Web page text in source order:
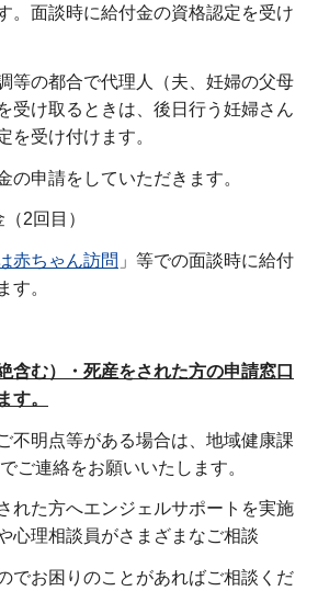
。面談時に給付金の資格認定を受け
等の都合で代理人（夫、妊婦の父母
受け取るときは、後日行う妊婦さん
を受け付けます。
の申請をしていただきます。
2回目）
赤ちゃん訪問 」等での面談時に給付
す。
含む）・死産をされた方の申請窓口
す。
不明点等がある場合は、地域健康課
ご連絡をお願いいたします。
れた方へエンジェルサポートを実施
心理相談員がさまざまなご相談
でお困りのことがあればご相談くだ